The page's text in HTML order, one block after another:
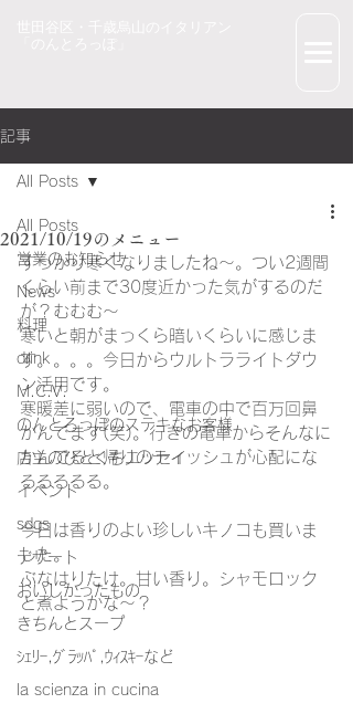
記事
All Posts
営業のお知らせ
News
料理
drink
M.C.V.
のんとろっぽのステキなお客様
店主のひとくちエッセイ
イベント
sdgs
デザート
おいしかったもの
きちんとスープ
ｼｪﾘｰ,ｸﾞﾗｯﾊﾟ,ｳｨｽｷｰなど
la scienza in cucina
All Posts
2021/10/19のメニュー
すっかり寒くなりましたね～。つい2週間
くらい前まで30度近かった気がするのだ
が？むむむ～
寒いと朝がまっくら暗いくらいに感じま
す。。。。今日からウルトラライトダウ
ン活用です。
寒暖差に弱いので、電車の中で百万回鼻
かんでます(笑)。行きの電車からそんなに
かんでると帰りのティッシュが心配にな
るるるるる。
今日は香りのよい珍しいキノコも買いま
した。
ぶなはりたけ。甘い香り。シャモロック
と煮ようかな～？